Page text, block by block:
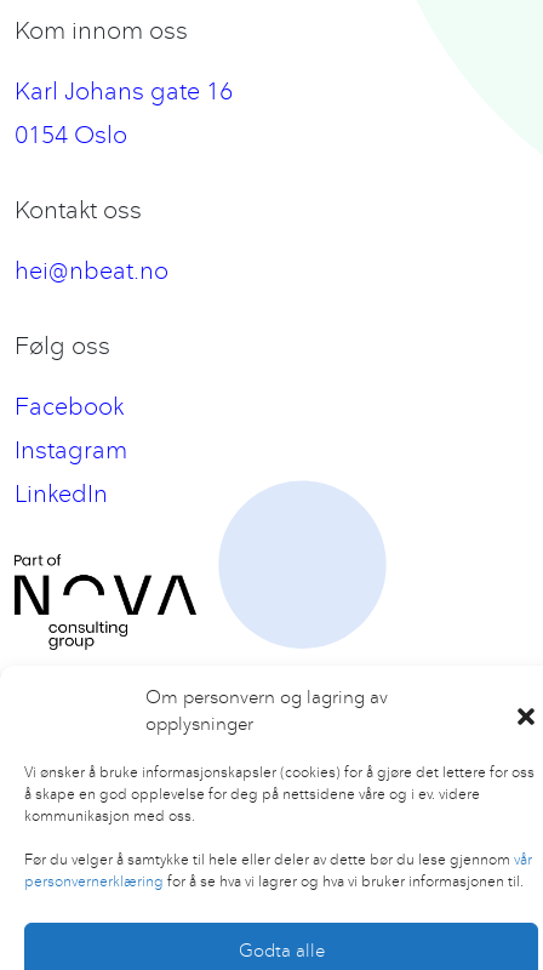
Om personvern og lagring av
opplysninger
Vi ønsker å bruke informasjonskapsler (cookies) for å gjøre det lettere for oss
å skape en god opplevelse for deg på nettsidene våre og i ev. videre
kommunikasjon med oss.
Før du velger å samtykke til hele eller deler av dette bør du lese gjennom vår
personvernerklæring for å se hva vi lagrer og hva vi bruker informasjonen til.
Godta alle
Kom innom oss
Karl Johans gate 16
0154 Oslo
Kontakt oss
hei@nbeat.no
Følg oss
Facebook
Instagram
LinkedIn